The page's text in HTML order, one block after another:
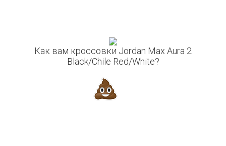
Как вам кроссовки Jordan Max Aura 2
Black/Chile Red/White?